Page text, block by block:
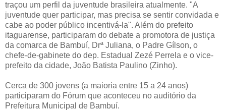
traçou um perfil da juventude brasileira atualmente. "A
juventude quer participar, mas precisa se sentir convidada e
cabe ao poder público incentivá-la". Além do prefeito
itaguarense, participaram do debate a promotora de justiça
da comarca de Bambuí, Drª Juliana, o Padre Gílson, o
chefe-de-gabinete do dep. Estadual Zezé Perrela e o vice-
prefeito da cidade, João Batista Paulino (Zinho).
Cerca de 300 jovens (a maioria entre 15 a 24 anos)
participaram do Fórum que aconteceu no auditório da
Prefeitura Municipal de Bambuí.